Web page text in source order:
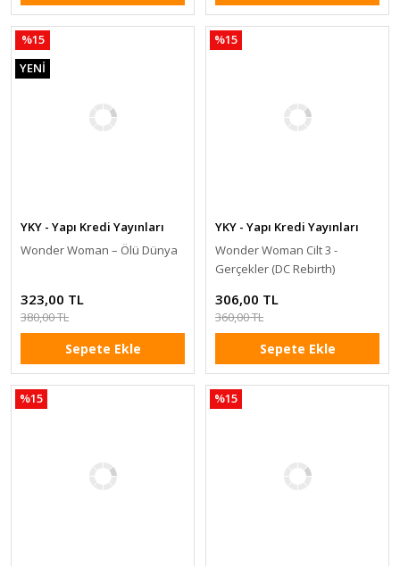
%15
YENİ
YKY - Yapı Kredi Yayınları
Wonder Woman – Ölü Dünya
323,00 TL
380,00 TL
Sepete Ekle
%15
YKY - Yapı Kredi Yayınları
Wonder Woman Cilt 3 -
Gerçekler (DC Rebirth)
306,00 TL
360,00 TL
Sepete Ekle
%15 %15